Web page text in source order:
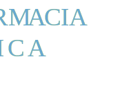
ACIA
CA